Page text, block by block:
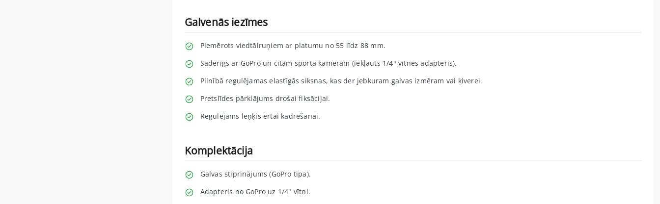
Galvenās iezīmes
Piemērots viedtālruņiem ar platumu no 55 līdz 88 mm.
Saderīgs ar GoPro un citām sporta kamerām (iekļauts 1/4" vītnes adapteris).
Pilnībā regulējamas elastīgās siksnas, kas der jebkuram galvas izmēram vai ķiverei.
Pretslīdes pārklājums drošai fiksācijai.
Regulējams leņķis ērtai kadrēšanai.
Komplektācija
Galvas stiprinājums (GoPro tipa).
Adapteris no GoPro uz 1/4" vītni.